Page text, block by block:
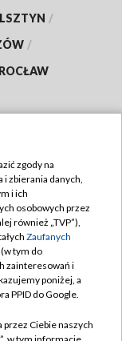
/
/
zgody na
zbierania danych,
i ich
osobowych przez
również „TVP”),
Zaufanych
tym do
zainteresowań i
poniżej, a
PPID do Google.
Ciebie naszych